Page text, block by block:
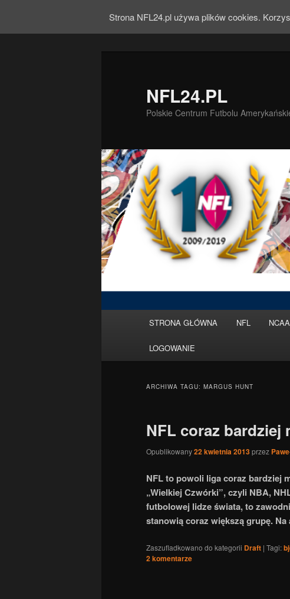
NFL24.PL
Polskie Centrum Futbolu
Przeskocz
do
tekstu
Przeskocz
do
widgetów
STRONA GŁÓWNA NFL NCAA
LOGOWANIE
ARCHIWA TAGU: MARGUS HUNT
NFL coraz bardziej
Opublikowany22 kwietnia 2013przez
NFL to powoli liga coraz bardziej
„Wielkiej Czwórki”, czyli NBA,
futbolowej lidze świata, to
stanowią coraz większą grupę. Na
Zaszufladkowano do kategorii Draft | Tagi:
2komentarze
Strona NFL24.pl używa plików cookies.